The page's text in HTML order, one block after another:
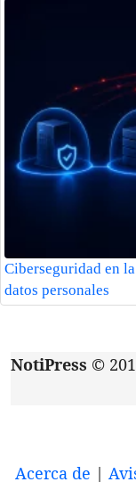
Ciberseguridad en
datos personales
NotiPress ©
Acerca de |